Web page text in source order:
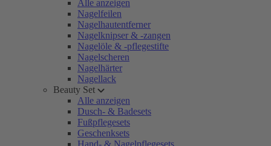
Alle anzeigen
Nagelfeilen
Nagelhautentferner
Nagelknipser & -zangen
Nagelöle & -pflegestifte
Nagelscheren
Nagelhärter
Nagellack
Beauty Set
Alle anzeigen
Dusch- & Badesets
Fußpflegesets
Geschenksets
Hand- & Nagelpflegesets